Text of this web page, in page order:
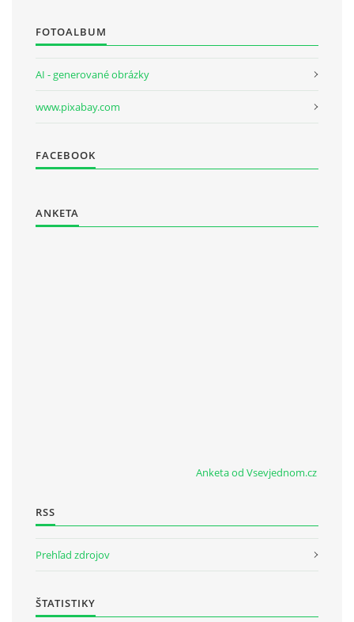
FOTOALBUM
AI - generované obrázky
www.pixabay.com
FACEBOOK
ANKETA
Anketa od Vsevjednom.cz
RSS
Prehľad zdrojov
ŠTATISTIKY